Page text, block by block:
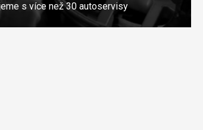
s více než 30 autoservisy